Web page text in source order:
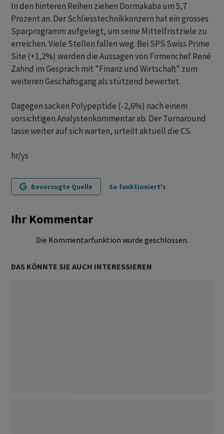
In den hinteren Reihen ziehen Dormakaba um 5,7
Prozent an. Der Schliesstechnikkonzern hat ein grosses
Sparprogramm aufgelegt, um seine Mittelfristziele zu
erreichen. Viele Stellen fallen weg. Bei SPS Swiss Prime
Site (+1,2%) werden die Aussagen von Firmenchef René
Zahnd im Gespräch mit "Finanz und Wirtschaft" zum
weiteren Geschäftsgang als stützend bewertet.
Dagegen sacken Polypeptide (-2,6%) nach einem
vorsichtigen Analystenkommentar ab. Der Turnaround
lasse weiter auf sich warten, urteilt aktuell die CS.
hr/ys
Bevorzugte Quelle So funktioniert's
Ihr Kommentar
Die Kommentarfunktion wurde geschlossen.
DAS KÖNNTE SIE AUCH INTERESSIEREN